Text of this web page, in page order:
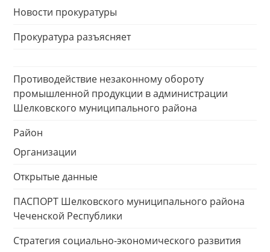
Новости прокуратуры
Прокуратура разъясняет
Противодействие незаконному обороту
промышленной продукции в администрации
Шелковского муниципального района
Район
Организации
Открытые данные
ПАСПОРТ Шелковского муниципального района
Чеченской Республики
Стратегия социально-экономического развития